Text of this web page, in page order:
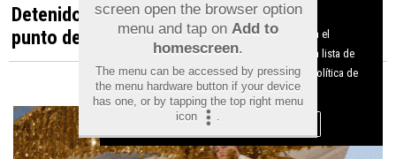
Detenido en Albatera por dirigir un presunto
punto de venta de droga desde una vivienda
screen open the browser option
menu and tap on Add to
homescreen.
The menu can be accessed by pressing
the menu hardware button if your device
has one, or by tapping the top right menu
icon
.
Aviso sobre el Uso de cookies:
Utilizamos cookies nuestras y de terceros para el
funcionamiento del digital. Puedes consultar la lista de
cookies y como desconectarlas. Ver nuestra Política de
Privacidad y Cookies
Aceptar Cookies